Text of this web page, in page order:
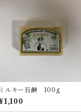
ミルキー石鹸 100g